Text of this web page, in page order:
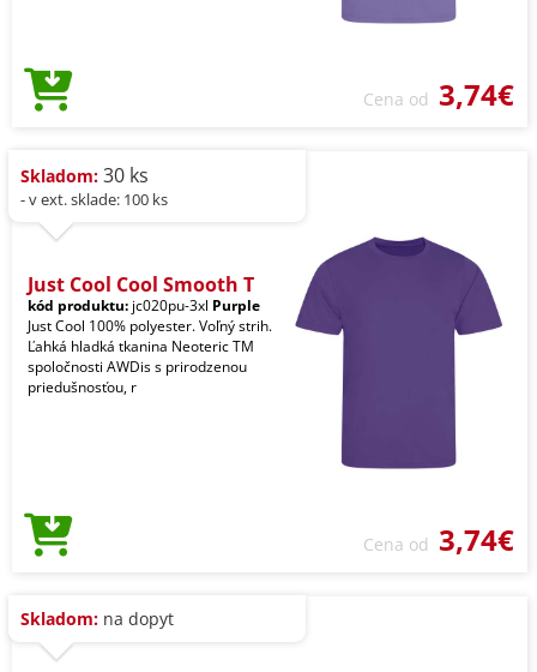
Cena od 3,74€
Skladom: 30 ks
- v ext. sklade: 100 ks
Just Cool Cool Smooth T
kód produktu: jc020pu-3xl Purple
Just Cool 100% polyester. Voľný strih.
Ľahká hladká tkanina Neoteric TM
spoločnosti AWDis s prirodzenou
priedušnosťou, r
Cena od 3,74€
Skladom: na dopyt